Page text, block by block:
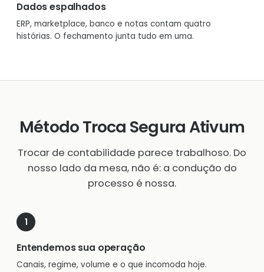
Dados espalhados
ERP, marketplace, banco e notas contam quatro
histórias. O fechamento junta tudo em uma.
Método Troca Segura Ativum
Trocar de contabilidade parece trabalhoso. Do
nosso lado da mesa, não é: a condução do
processo é nossa.
Entendemos sua operação
Canais, regime, volume e o que incomoda hoje.